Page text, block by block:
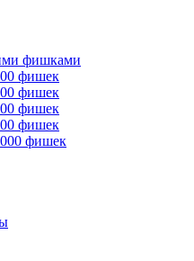
фишками
фишек
фишек
фишек
фишек
фишек